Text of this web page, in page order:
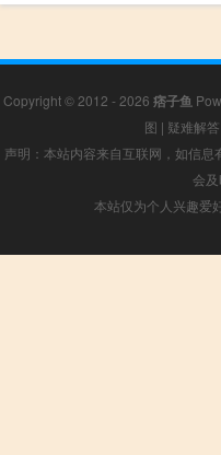
Copyright © 2012 - 2026 痞子鱼
图 | 疑难解答
声明：本站内容来自互联网，如信
会
本站仅为个人兴趣爱